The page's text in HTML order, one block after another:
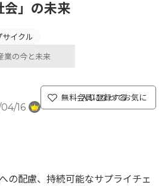
会」の未来
サイクル
業の今と未来
16
無料会員になってお気に入り登録する
の配慮、持続可能なサプライチェ